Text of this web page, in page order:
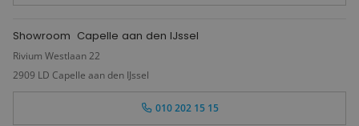
Showroom Capelle aan den IJssel
Rivium Westlaan 22
2909 LD Capelle aan den IJssel
010 202 15 15